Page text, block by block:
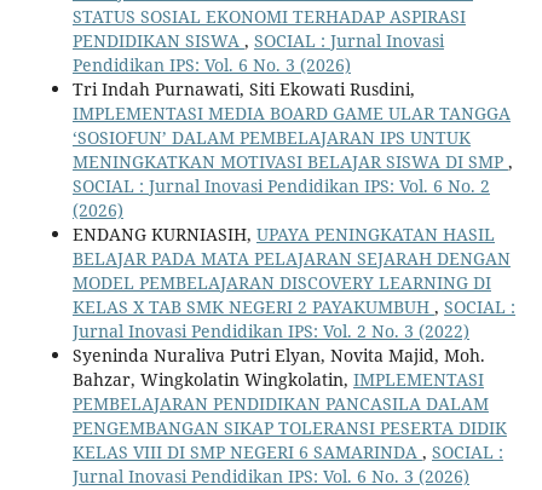
STATUS SOSIAL EKONOMI TERHADAP ASPIRASI
PENDIDIKAN SISWA , SOCIAL : Jurnal Inovasi
Pendidikan IPS: Vol. 6 No. 3 (2026)
Tri Indah Purnawati, Siti Ekowati Rusdini,
IMPLEMENTASI MEDIA BOARD GAME ULAR TANGGA
‘SOSIOFUN’ DALAM PEMBELAJARAN IPS UNTUK
MENINGKATKAN MOTIVASI BELAJAR SISWA DI SMP ,
SOCIAL : Jurnal Inovasi Pendidikan IPS: Vol. 6 No. 2
(2026)
ENDANG KURNIASIH, UPAYA PENINGKATAN HASIL
BELAJAR PADA MATA PELAJARAN SEJARAH DENGAN
MODEL PEMBELAJARAN DISCOVERY LEARNING DI
KELAS X TAB SMK NEGERI 2 PAYAKUMBUH , SOCIAL :
Jurnal Inovasi Pendidikan IPS: Vol. 2 No. 3 (2022)
Syeninda Nuraliva Putri Elyan, Novita Majid, Moh.
Bahzar, Wingkolatin Wingkolatin, IMPLEMENTASI
PEMBELAJARAN PENDIDIKAN PANCASILA DALAM
PENGEMBANGAN SIKAP TOLERANSI PESERTA DIDIK
KELAS VIII DI SMP NEGERI 6 SAMARINDA , SOCIAL :
Jurnal Inovasi Pendidikan IPS: Vol. 6 No. 3 (2026)